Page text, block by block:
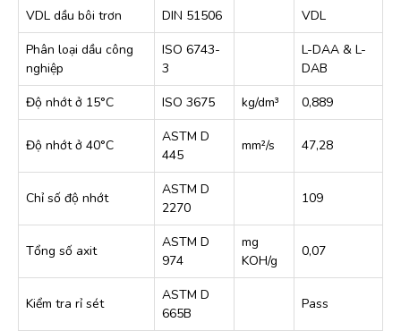
VDL dầu bôi trơn DIN 51506
VDL
Phân loại dầu công
nghiệp
ISO 6743-
3
L-DAA & L-
DAB
Độ nhớt ở 15°C
ISO 3675 kg/dm³ 0,889
Độ nhớt ở 40°C
ASTM D
445
mm²/s 47,28
Chỉ số độ nhớt
ASTM D
2270
109
Tổng số axit
ASTM D
974
mg
KOH/g
0,07
Kiểm tra rỉ sét
ASTM D
665B
Pass